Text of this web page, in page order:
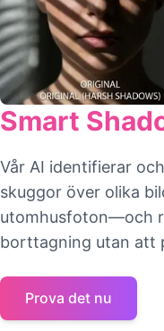
Smart
Vår AI identifierar
skuggor över olika
utomhusfoton—och
borttagning utan att
Prova det nu